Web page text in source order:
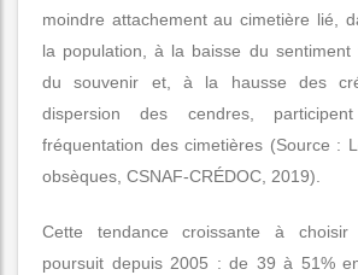
moindre attachement au cimetière lié,
la population, à la baisse du sentiment
du souvenir et, à la hausse des
dispersion des cendres,
fréquentation des cimetières (Source :
obsèques, CSNAF-CRÉDOC, 2019).
Cette tendance croissante à
poursuit depuis 2005 : de 39 à 51%